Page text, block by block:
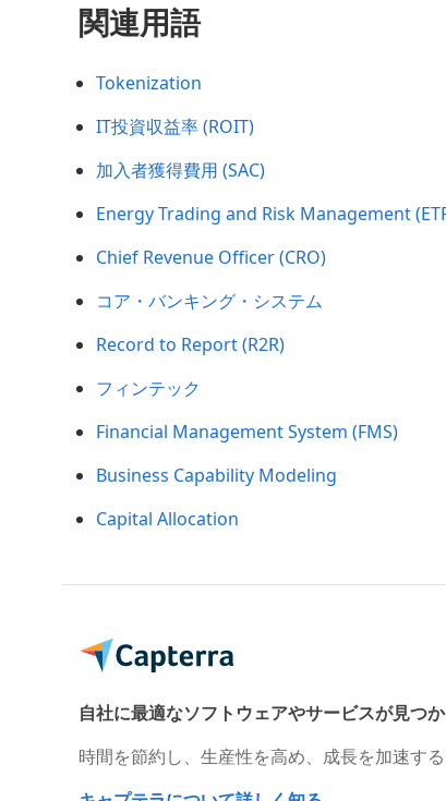
関連用語
Tokenization
IT投資収益率 (ROIT)
加入者獲得費用 (SAC)
Energy Trading and Risk Management
Chief Revenue Officer (CRO)
コア・バンキング・システム
Record to Report (R2R)
フィンテック
Financial Management System (FMS)
Business Capability Modeling
Capital Allocation
自社に最適なソフトウェアやサービスが見つ
時間を節約し、生産性を高め、成長を加速する